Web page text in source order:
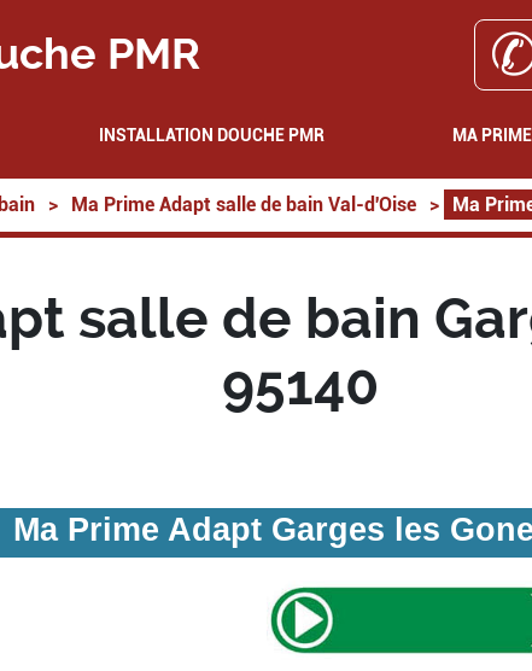
PMR
INSTALLATION DOUCHE PMR MA
> Ma Prime Adapt salle de bain Val-d'Oise > Ma
salle de bain
95140
Ma Prime Adapt Garges les